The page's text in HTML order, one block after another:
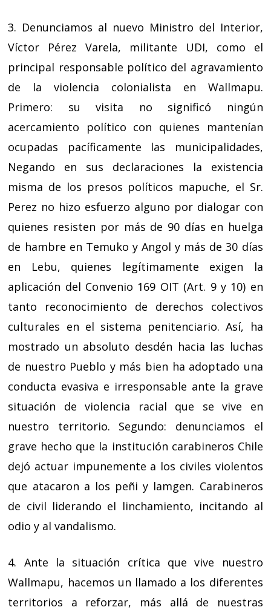
3. Denunciamos al nuevo Ministro del Interior,
Víctor Pérez Varela, militante UDI, como el
principal responsable político del agravamiento
de la violencia colonialista en Wallmapu.
Primero: su visita no significó ningún
acercamiento político con quienes mantenían
ocupadas pacíficamente las municipalidades,
Negando en sus declaraciones la existencia
misma de los presos políticos mapuche, el Sr.
Perez no hizo esfuerzo alguno por dialogar con
quienes resisten por más de 90 días en huelga
de hambre en Temuko y Angol y más de 30 días
en Lebu, quienes legítimamente exigen la
aplicación del Convenio 169 OIT (Art. 9 y 10) en
tanto reconocimiento de derechos colectivos
culturales en el sistema penitenciario. Así, ha
mostrado un absoluto desdén hacia las luchas
de nuestro Pueblo y más bien ha adoptado una
conducta evasiva e irresponsable ante la grave
situación de violencia racial que se vive en
nuestro territorio. Segundo: denunciamos el
grave hecho que la institución carabineros Chile
dejó actuar impunemente a los civiles violentos
que atacaron a los peñi y lamgen. Carabineros
de civil liderando el linchamiento, incitando al
odio y al vandalismo.
4. Ante la situación crítica que vive nuestro
Wallmapu, hacemos un llamado a los diferentes
territorios a reforzar, más allá de nuestras